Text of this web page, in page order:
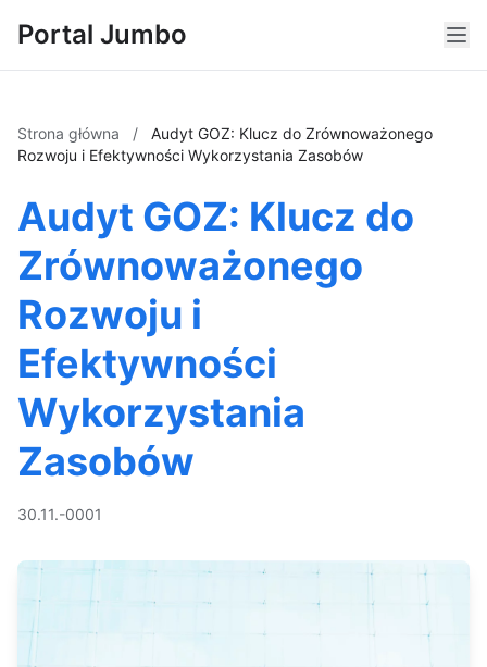
Portal Jumbo
Strona główna /
Audyt GOZ: Klucz do Zrównoważonego
Rozwoju i Efektywności Wykorzystania Zasobów
Audyt GOZ: Klucz do
Zrównoważonego
Rozwoju i
Efektywności
Wykorzystania
Zasobów
30.11.-0001